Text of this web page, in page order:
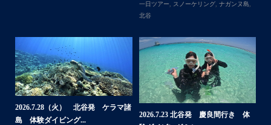
くださいね！！
一日ツアー, スノーケリング, ボートダイ
ブ,北谷
2026.7.1（水） 北谷発 ケラマ諸
島 体験ダイビング&...
チャーター ブログ...